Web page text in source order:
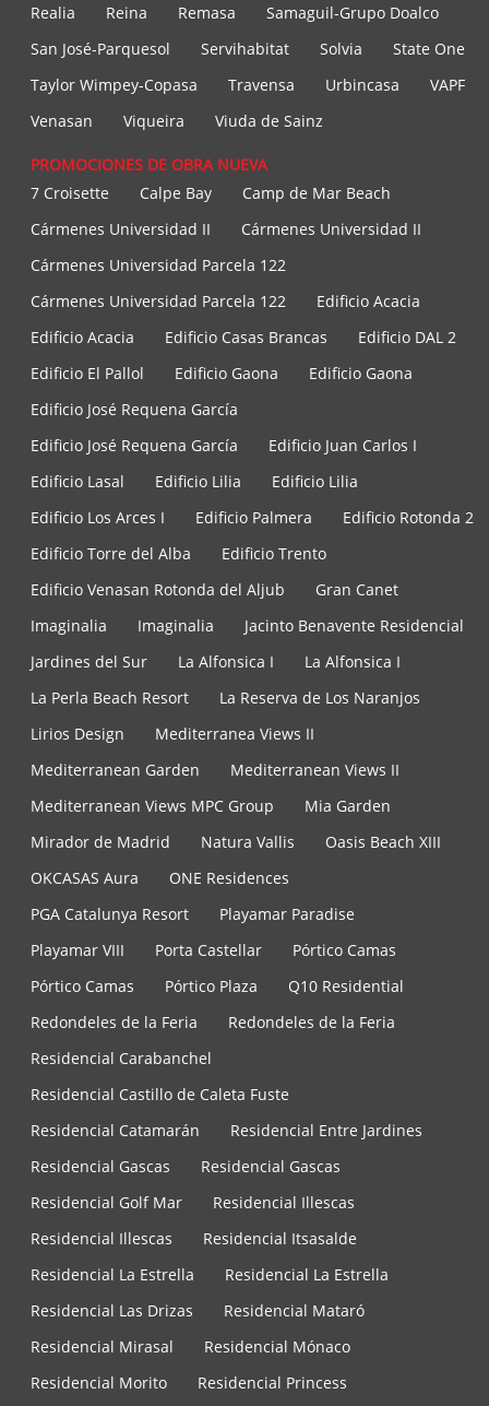
Realia
Reina Remasa
Samaguil-Grupo Doalco
San José-Parquesol
Servihabitat Solvia
State One
Taylor Wimpey-Copasa
Travensa Urbincasa
VAPF
Venasan
Viqueira Viuda de Sainz
PROMOCIONES DE OBRA NUEVA
7 Croisette
Calpe Bay
Camp de Mar Beach
Cármenes Universidad II
Cármenes Universidad II
Cármenes Universidad Parcela 122
Cármenes Universidad Parcela 122
Edificio Acacia
Edificio Acacia
Edificio Casas Brancas
Edificio DAL 2
Edificio El Pallol
Edificio Gaona
Edificio Gaona
Edificio José Requena García
Edificio José Requena García
Edificio Juan Carlos I
Edificio Lasal
Edificio Lilia
Edificio Lilia
Edificio Los Arces I
Edificio Palmera
Edificio Rotonda 2
Edificio Torre del Alba
Edificio Trento
Edificio Venasan Rotonda del Aljub
Gran Canet
Imaginalia
Imaginalia
Jacinto Benavente Residencial
Jardines del Sur
La Alfonsica I
La Alfonsica I
La Perla Beach Resort
La Reserva de Los Naranjos
Lirios Design
Mediterranea Views II
Mediterranean Garden
Mediterranean Views II
Mediterranean Views MPC Group
Mia Garden
Mirador de Madrid
Natura Vallis
Oasis Beach XIII
OKCASAS Aura
ONE Residences
PGA Catalunya Resort
Playamar Paradise
Playamar VIII
Porta Castellar
Pórtico Camas
Pórtico Camas
Pórtico Plaza
Q10 Residential
Redondeles de la Feria
Redondeles de la Feria
Residencial Carabanchel
Residencial Castillo de Caleta Fuste
Residencial Catamarán
Residencial Entre Jardines
Residencial Gascas
Residencial Gascas
Residencial Golf Mar
Residencial Illescas
Residencial Illescas
Residencial Itsasalde
Residencial La Estrella
Residencial La Estrella
Residencial Las Drizas
Residencial Mataró
Residencial Mirasal
Residencial Mónaco
Residencial Morito
Residencial Princess